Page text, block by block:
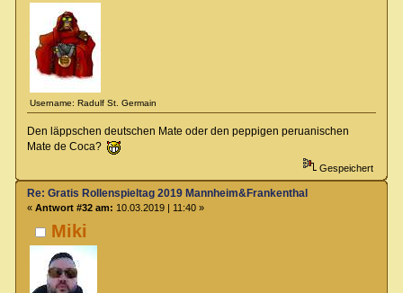
Username: Radulf St. Germain
Den läppschen deutschen Mate oder den peppigen peruanischen
Mate de Coca?
Gespeichert
Miki
Re: Gratis Rollenspieltag 2019 Mannheim&Frankenthal
« Antwort #32 am: 10.03.2019 | 11:40 »